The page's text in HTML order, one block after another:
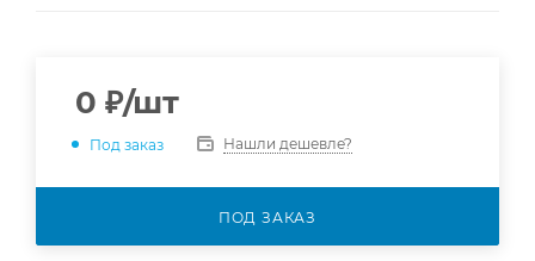
0 ₽/шт
Под заказ Нашли дешевле?
ПОД ЗАКАЗ